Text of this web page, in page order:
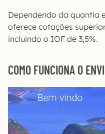
Dependendo da quantia
oferece cotações
incluindo o IOF de 3,5%.
COMO FUNCIONA O